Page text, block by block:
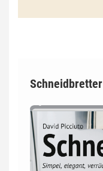
Schneidbretter